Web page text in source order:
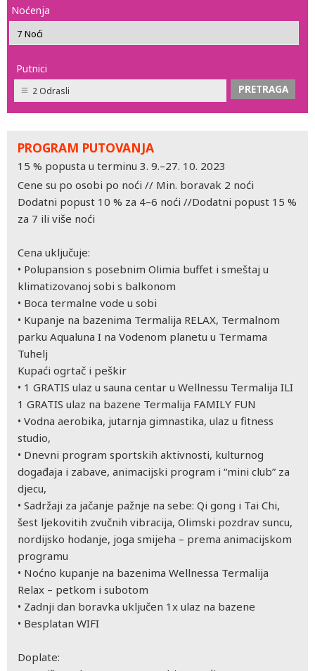
Noćenja
Putnici
2 Odrasli
PROGRAM PUTOVANJA
15 % popusta u terminu 3. 9.–27. 10. 2023
Cene su po osobi po noći // Min. boravak 2 noći
Dodatni popust 10 % za 4–6 noći //Dodatni popust 15 %
za 7 ili više noći
Cena uključuje:
• Polupansion s posebnim Olimia buffet i smeštaj u
klimatizovanoj sobi s balkonom
• Boca termalne vode u sobi
• Kupanje na bazenima Termalija RELAX, Termalnom
parku Aqualuna I na Vodenom planetu u Termama
Tuhelj
Kupaći ogrtač i peškir
• 1 GRATIS ulaz u sauna centar u Wellnessu Termalija ILI
1 GRATIS ulaz na bazene Termalija FAMILY FUN
• Vodna aerobika, jutarnja gimnastika, ulaz u fitness
studio,
• Dnevni program sportskih aktivnosti, kulturnog
događaja i zabave, animacijski program i “mini club” za
djecu,
• Sadržaji za jačanje pažnje na sebe: Qi gong i Tai Chi,
šest ljekovitih zvučnih vibracija, Olimski pozdrav suncu,
nordijsko hodanje, joga smijeha – prema animacijskom
programu
• Noćno kupanje na bazenima Wellnessa Termalija
Relax – petkom i subotom
• Zadnji dan boravka uključen 1x ulaz na bazene
• Besplatan WIFI
Doplate: